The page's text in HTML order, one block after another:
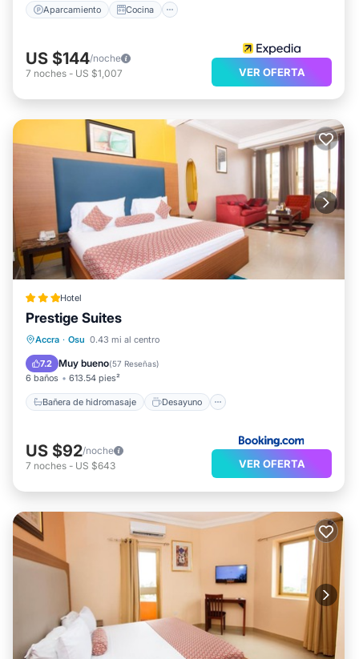
Aparcamiento Cocina
US $144/noche
7 noches - US $1,007 VER OFERTA
Hotel
Prestige Suites
Accra · Osu 0.43 mi al centro
7.2 Muy bueno(57 Reseñas)
6 baños 613.54 pies²
Bañera de hidromasaje Desayuno
Bañera de hidromasaje
Aparcamiento
US $92/noche
7 noches - US $643 VER OFERTA